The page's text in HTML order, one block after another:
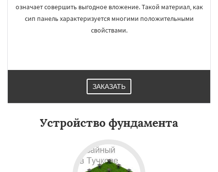
означает совершить выгодное вложение. Такой материал, как
сип панель характеризуется многими положительными
свойствами.
ЗАКАЗАТЬ
Устройство фундамента